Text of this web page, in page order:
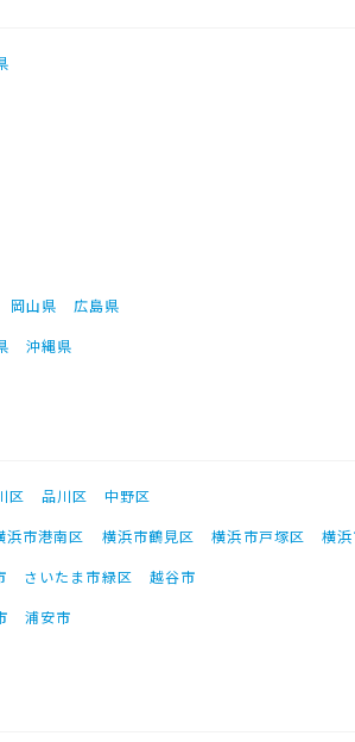
岡山県
広島県
沖縄県
区 品川区
中野区
浜市港南区 横浜市鶴見区 横浜市戸塚区
横
さいたま市緑区
越谷市
浦安市